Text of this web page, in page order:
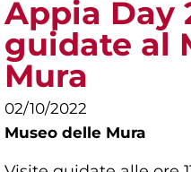
Appia Day
guidate al
Mura
02/10/2022
Museo delle Mura